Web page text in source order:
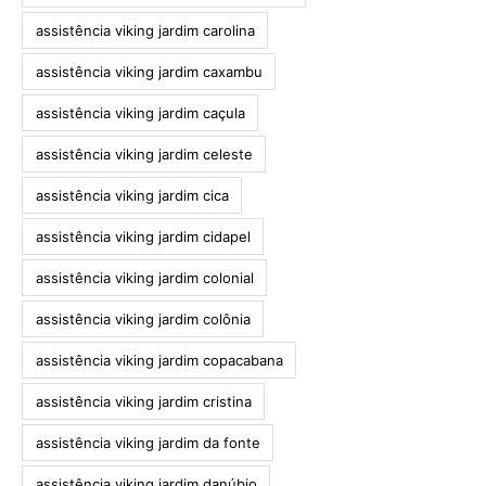
assistência viking jardim carolina
assistência viking jardim caxambu
assistência viking jardim caçula
assistência viking jardim celeste
assistência viking jardim cica
assistência viking jardim cidapel
assistência viking jardim colonial
assistência viking jardim colônia
assistência viking jardim copacabana
assistência viking jardim cristina
assistência viking jardim da fonte